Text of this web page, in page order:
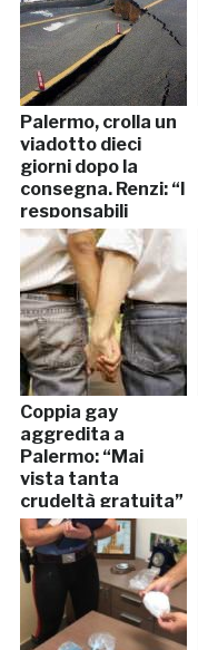
Palermo, crolla un
viadotto dieci
giorni dopo la
consegna. Renzi: “I
responsabili
pagheranno”
Coppia gay
aggredita a
Palermo: “Mai
vista tanta
crudeltà gratuita”